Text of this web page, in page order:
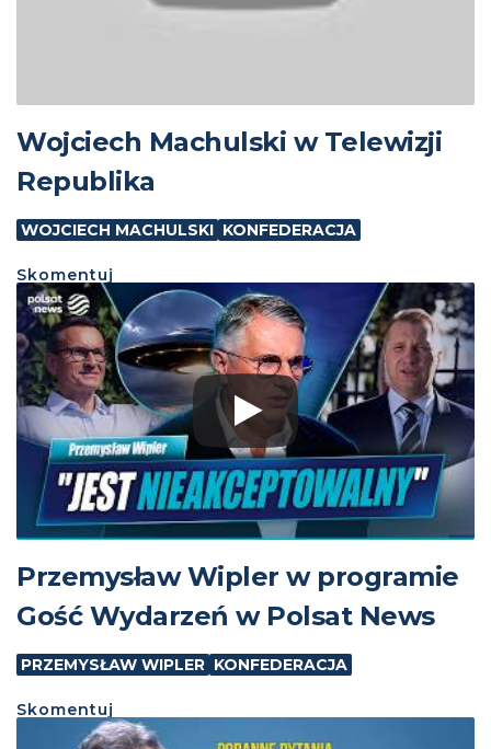
Wojciech Machulski w Telewizji
Republika
WOJCIECH MACHULSKI KONFEDERACJA
Skomentuj
Przemysław Wipler w programie
Gość Wydarzeń w Polsat News
PRZEMYSŁAW WIPLER KONFEDERACJA
Skomentuj